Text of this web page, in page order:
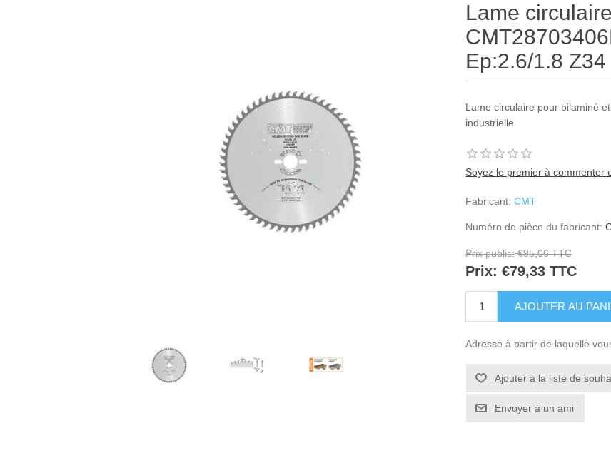
Lame
Ep:2.6/1.8 Z34
Lame circulaire pour bilaminé
industrielle
Soyez le premier à commenter
Fabricant: CMT
Numéro de pièce du fabricant:
Prix public: €95,06 TTC
Prix: €79,33 TTC
Adresse à partir de laquelle